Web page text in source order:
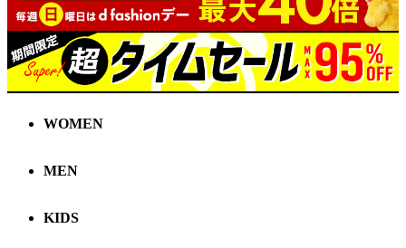
WOMEN
MEN
KIDS